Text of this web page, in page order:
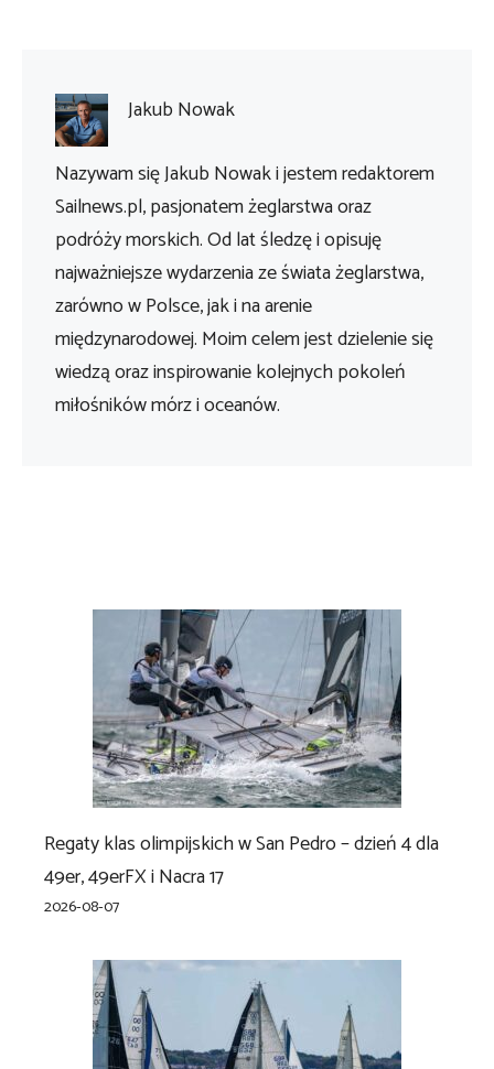
Jakub Nowak
Nazywam się Jakub Nowak i jestem redaktorem
Sailnews.pl, pasjonatem żeglarstwa oraz
podróży morskich. Od lat śledzę i opisuję
najważniejsze wydarzenia ze świata żeglarstwa,
zarówno w Polsce, jak i na arenie
międzynarodowej. Moim celem jest dzielenie się
wiedzą oraz inspirowanie kolejnych pokoleń
miłośników mórz i oceanów.
Regaty klas olimpijskich w San Pedro – dzień 4 dla
49er, 49erFX i Nacra 17
2026-08-07